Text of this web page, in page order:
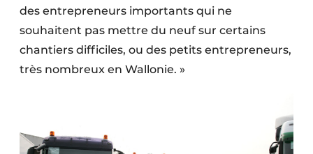
des entrepreneurs importants qui ne
souhaitent pas mettre du neuf sur certains
chantiers difficiles, ou des petits entrepreneurs,
très nombreux en Wallonie. »